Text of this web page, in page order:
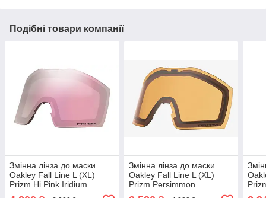
Подібні товари компанії
Змінна лінза до маски
Oakley Fall Line L (XL)
Prizm Hi Pink Iridium
Змінна лінза до маски
Oakley Fall Line L (XL)
Prizm Persimmon